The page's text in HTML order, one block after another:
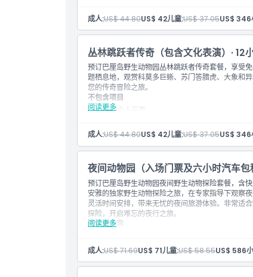
注意事项
离开场馆后不允许再次入场
所有产品类型、包含内容、设施、表演和服务
性）协议而变更
场馆内不允许携带外食和饮料
本活动适合婴儿推车和轮椅通行。
停车费。
入场费：野生动物冒险 1次
入场费：动物、老虎与大象教育展示
入场费：巴厘阿贡（一个壮观的文化表演，汇
此受欢迎的野生动物园套餐带您踏上一场探险
6小时包车服务，包括动物园参观时间
接送覆盖区域：库塔、塞米亚克、仓古、努萨
请在结账页面告知您偏好的接送时间
1辆车最多载5人。
离场后不允许重新入场
场内禁止携带外食和饮料
本活动支持婴儿车和轮椅出入。
成人:US$ 44.80US$ 42儿童:US$ 37.05US$ 346
丛林跳跃者传奇（包含文化表演）· 12
预订巴厘岛野生动物园丛林跳跃者传奇套餐，享受
题栖息地，观赏科莫多巨蜥、苏门答腊虎、大象和
您的传奇冒险之旅。
阅读更多
不包含项目
其他个人花费
包含项目
入场券：野生动物之旅 1次
入场券：动物、老虎和大象教育展示
入场券：巴厘阿贡表演（一场有超过150名巴厘
此热门野生动物园套餐将带您进入冒险之旅，
12小时包车服务，包括动物园游览时间
接送覆盖区域：库塔、塞米亚克、昌古、努沙
知您的首选接送时间
1辆车，最多容纳5人。
注意事项
场内禁止携带外食和饮料
本活动支持婴儿车和轮椅通行。
成人:US$ 44.80US$ 42儿童:US$ 37.05US$ 346
夜间动物园（入场门票及六小时汽车包
预订巴厘岛野生动物园夜间野生动物探险套餐，含
安雅的独家野生动物探险之旅，在专家指导下观察
灵活时间安排，带来无忧的夜间旅游体验。非常适
探险，开启难忘的夜行之旅。
阅读更多
不包含内容
停车费
入场许可：夜间野生动物园步行游览、夜间野
成人:US$ 71.69US$ 71儿童:US$ 58.55US$ 586